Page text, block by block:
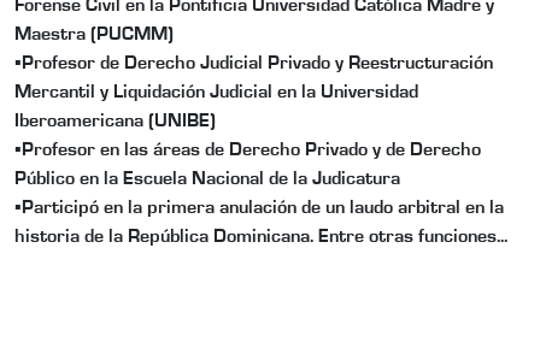
Forense Civil en la Pontificia Universidad Católica Madre y
Maestra (PUCMM)
▪︎Profesor de Derecho Judicial Privado y Reestructuración
Mercantil y Liquidación Judicial en la Universidad
Iberoamericana (UNIBE)
▪︎Profesor en las áreas de Derecho Privado y de Derecho
Público en la Escuela Nacional de la Judicatura
▪︎Participó en la primera anulación de un laudo arbitral en la
historia de la República Dominicana. Entre otras funciones...